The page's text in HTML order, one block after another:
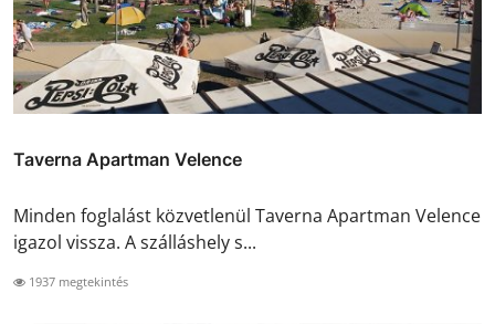
Taverna Apartman Velence
Minden foglalást közvetlenül Taverna Apartman Velence
igazol vissza. A szálláshely s...
1937 megtekintés